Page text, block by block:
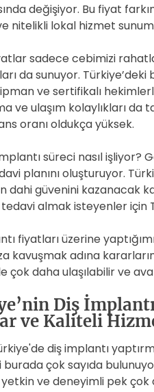
değişiyor. Bu fiyat
nitelikli lokal hizmet
sadece cebimizi
da sunuyor.
ve sertifikalı
ve ulaşım kolaylıkları da
oranı oldukça yüksek.
süreci nasıl
planını oluşturuyor.
dahi güvenini kazanacak
tedavi almak isteyenler
fiyatları üzerine
kavuşmak adına
çok daha ulaşılabilir ve
Diş
ve Kaliteli
diş implantı
çok sayıda
yetkin ve deneyimli pek